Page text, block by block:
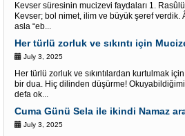
Kevser süresinin mucizevi faydaları 1.
Kevser; bol nimet, ilim ve büyük şeref verdik.
asla “eb...
Her türlü zorluk ve sıkıntı için
July 3, 2025
Her türlü zorluk ve sıkıntılardan kurtulmak
bir dua. Hiç dilinden düşürme!
defa ok...
July 3, 2025